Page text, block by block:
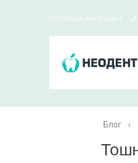
Остались вопросы?
Блог ›